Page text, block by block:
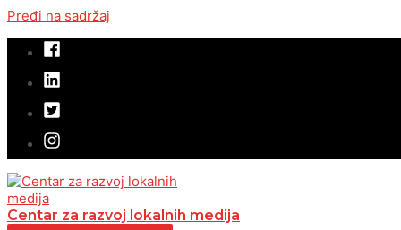
Pređi na sadržaj
Centar za razvoj lokalnih medija